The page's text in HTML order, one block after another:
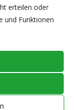
erteilen oder
und Funktionen
Geratal